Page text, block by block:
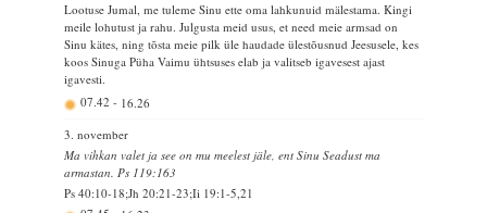
Lootuse Jumal, me tuleme Sinu ette oma lahkunuid mälestama. Kingi
meile lohutust ja rahu. Julgusta meid usus, et need meie armsad on
Sinu kätes, ning tõsta meie pilk üle haudade ülestõusnud Jeesusele, kes
koos Sinuga Püha Vaimu ühtsuses elab ja valitseb igavesest ajast
igavesti.
07.42 - 16.26
3. november
Ma vihkan valet ja see on mu meelest jäle, ent Sinu Seadust ma
armastan. Ps 119:163
Ps 40:10-18;Jh 20:21-23;Ii 19:1-5,21